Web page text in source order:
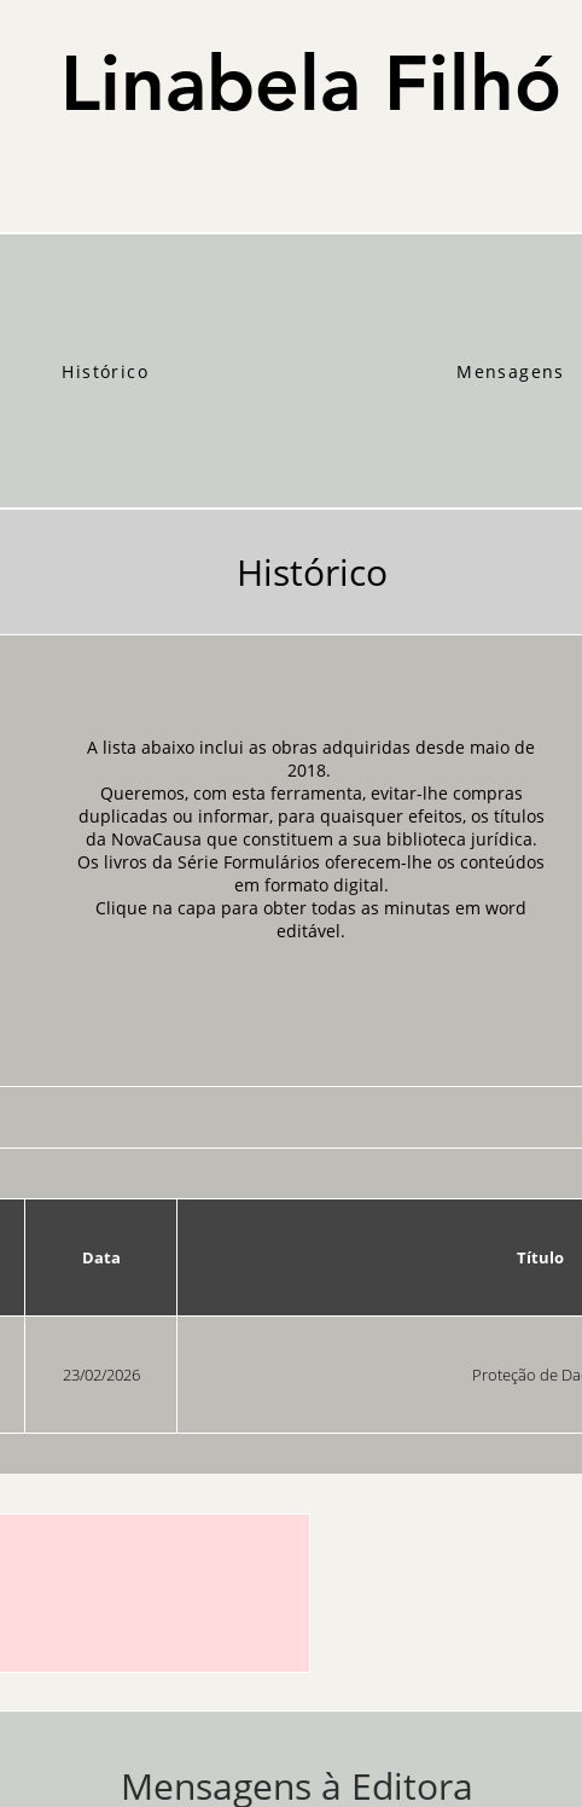
Linabela Filhó
Histórico Mensagens
Histórico
A lista abaixo inclui as obras adquiridas desde maio de
2018.
Queremos, com esta ferramenta, evitar-lhe compras
duplicadas ou informar, para quaisquer efeitos, os títulos
da NovaCausa que constituem a sua biblioteca jurídica.
Os livros da Série Formulários oferecem-lhe os conteúdos
em formato digital.
Clique na capa para obter todas as minutas em word
editável.
Data Título
23/02/2026 Proteção de
Mensagens à Editora